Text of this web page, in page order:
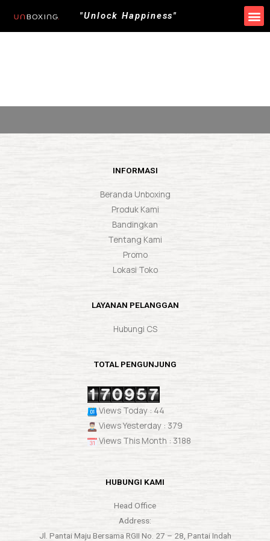
"Unlock Happiness"
INFORMASI
Beranda Unboxing
Produk Kami
Bandingkan
Tentang Kami
Promo
Lokasi Toko
LAYANAN PELANGGAN
Hubungi CS
TOTAL PENGUNJUNG
Views Today : 44
Views Yesterday : 379
Views This Month : 3188
HUBUNGI KAMI
Head Office
Address:
Jl. Pantai Maju Bersama RGII No. 27 – 28, Pantai Indah